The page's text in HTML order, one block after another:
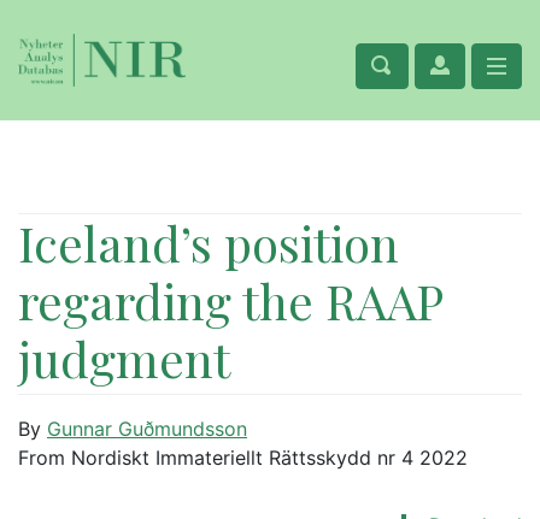
Iceland’s position
regarding the RAAP
judgment
By Gunnar Guðmundsson
From Nordiskt Immateriellt Rättsskydd nr 4 2022